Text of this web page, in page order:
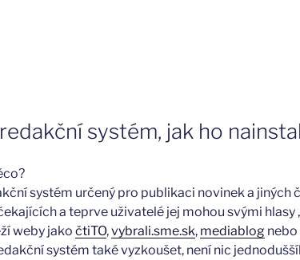
systém, jak ho
systém určený pro publikaci novinek a jiných
a teprve uživatelé jej mohou svými hlasy
weby jako čtiTO,vybrali.sme.sk, mediablog nebo
systém také vyzkoušet, není nic